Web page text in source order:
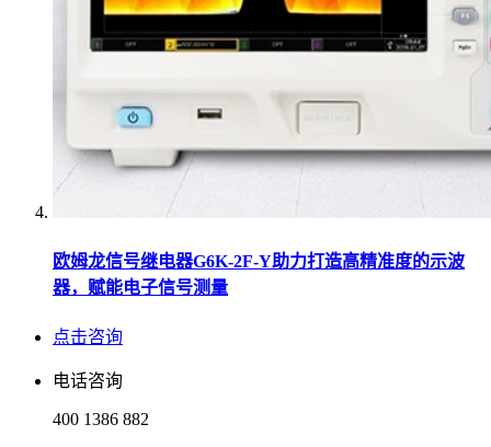
欧姆龙信号继电器G6K-2F-Y助力打造高精准度的示波
器，赋能电子信号测量
点击咨询
电话咨询
400 1386 882